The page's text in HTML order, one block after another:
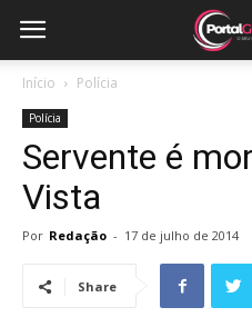
Início Polícia
Polícia
Servente é
Vista
Por Redação - 17 de julho de 2014
Share